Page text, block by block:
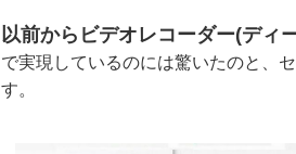
以前からビデオレコーダー(ディ
で実現しているのには驚いたのと、
す。